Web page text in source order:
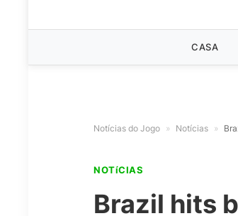
CASA
Notícias do Jogo » Notícias »
NOTíCIAS
Brazil hits